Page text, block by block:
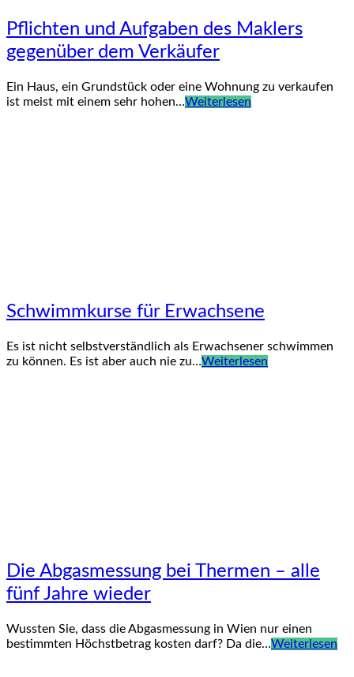
Pflichten und Aufgaben des Maklers
gegenüber dem Verkäufer
Ein Haus, ein Grundstück oder eine Wohnung zu verkaufen
ist meist mit einem sehr hohen…Weiterlesen
Schwimmkurse für Erwachsene
Es ist nicht selbstverständlich als Erwachsener schwimmen
zu können. Es ist aber auch nie zu…Weiterlesen
Die Abgasmessung bei Thermen – alle
fünf Jahre wieder
Wussten Sie, dass die Abgasmessung in Wien nur einen
bestimmten Höchstbetrag kosten darf? Da die…Weiterlesen